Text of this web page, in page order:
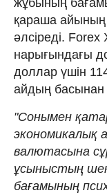
қараша айының
әлсіреді.
нарығындағы
доллар үшін
айдың басынан
"Сонымен
валютасына
ұсыныстың
бағамының